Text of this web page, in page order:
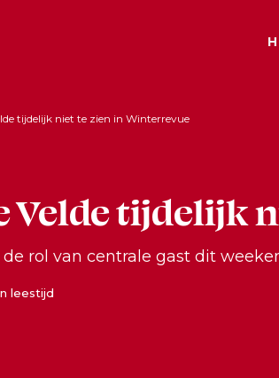
tijdelijk niet te zien in Winterrevue
Velde tijdelijk
rol van centrale gast dit
leestijd